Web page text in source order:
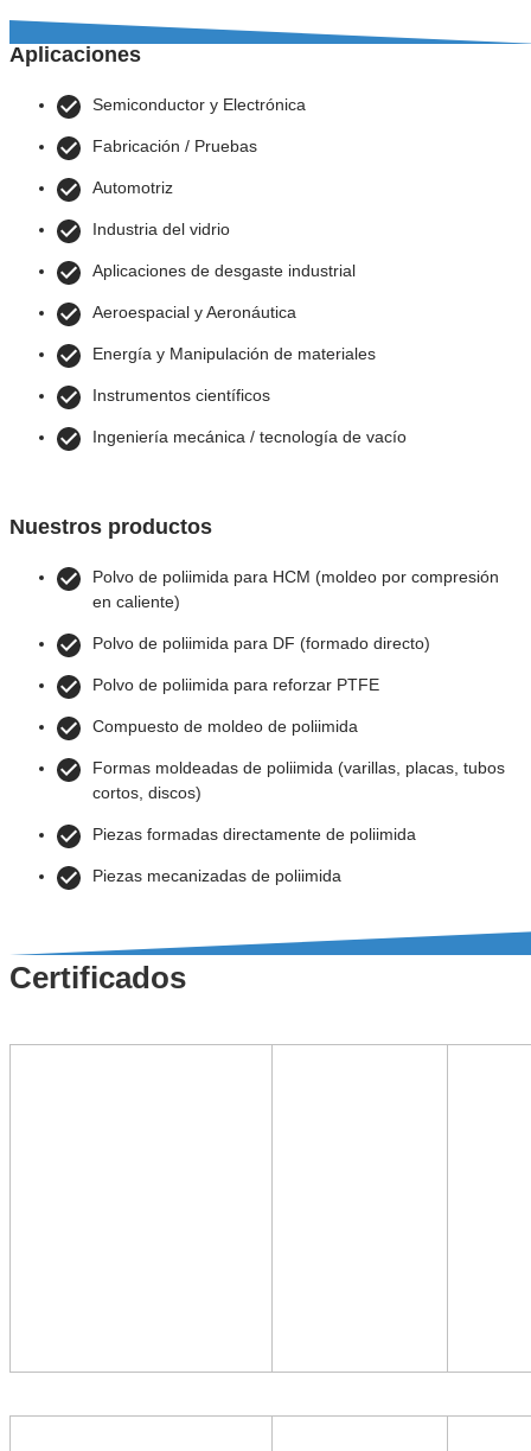
Aplicaciones
Semiconductor y Electrónica
Fabricación / Pruebas
Automotriz
Industria del vidrio
Aplicaciones de desgaste industrial
Aeroespacial y Aeronáutica
Energía y Manipulación de materiales
Instrumentos científicos
Ingeniería mecánica / tecnología de vacío
Nuestros productos
Polvo de poliimida para HCM (moldeo por compresión
en caliente)
Polvo de poliimida para DF (formado directo)
Polvo de poliimida para reforzar PTFE
Compuesto de moldeo de poliimida
Formas moldeadas de poliimida (varillas, placas, tubos
cortos, discos)
Piezas formadas directamente de poliimida
Piezas mecanizadas de poliimida
Certificados